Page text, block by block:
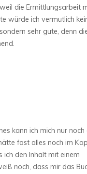
die Ermittlungsarbeit
würde ich vermutlich
sehr gute, denn
kann ich mich nur noch
fast alles noch im
ich den Inhalt mit einem
noch, dass mir das